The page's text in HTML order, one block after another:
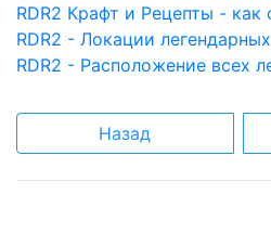
RDR2 Крафт и Рецепты - как
RDR2 - Локации
RDR2 - Расположение всех
Назад